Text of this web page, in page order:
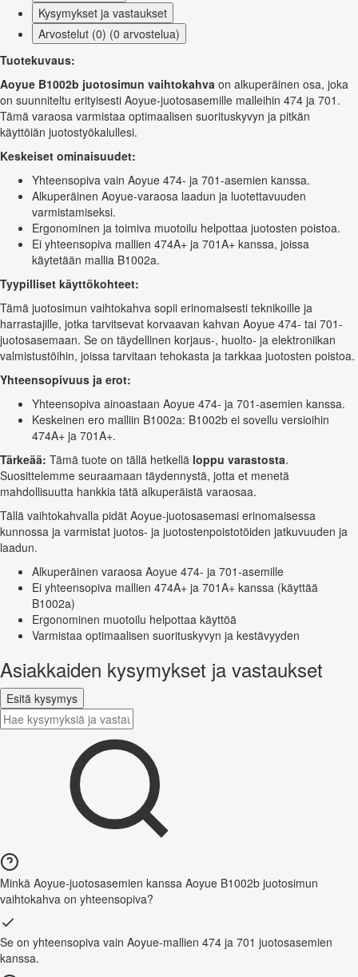
Kysymykset ja vastaukset
Arvostelut (0) (0 arvostelua)
Tuotekuvaus:
Aoyue B1002b juotosimun vaihtokahva on alkuperäinen osa, joka
on suunniteltu erityisesti Aoyue-juotosasemille malleihin 474 ja 701.
Tämä varaosa varmistaa optimaalisen suorituskyvyn ja pitkän
käyttöiän juotostyökalullesi.
Keskeiset ominaisuudet:
Yhteensopiva vain Aoyue 474- ja 701-asemien kanssa.
Alkuperäinen Aoyue-varaosa laadun ja luotettavuuden
varmistamiseksi.
Ergonominen ja toimiva muotoilu helpottaa juotosten poistoa.
Ei yhteensopiva mallien 474A+ ja 701A+ kanssa, joissa
käytetään mallia B1002a.
Tyypilliset käyttökohteet:
Tämä juotosimun vaihtokahva sopii erinomaisesti teknikoille ja
harrastajille, jotka tarvitsevat korvaavan kahvan Aoyue 474- tai 701-
juotosasemaan. Se on täydellinen korjaus-, huolto- ja elektroniikan
valmistustöihin, joissa tarvitaan tehokasta ja tarkkaa juotosten poistoa.
Yhteensopivuus ja erot:
Yhteensopiva ainoastaan Aoyue 474- ja 701-asemien kanssa.
Keskeinen ero malliin B1002a: B1002b ei sovellu versioihin
474A+ ja 701A+.
Tärkeää: Tämä tuote on tällä hetkellä loppu varastosta.
Suosittelemme seuraamaan täydennystä, jotta et menetä
mahdollisuutta hankkia tätä alkuperäistä varaosaa.
Tällä vaihtokahvalla pidät Aoyue-juotosasemasi erinomaisessa
kunnossa ja varmistat juotos- ja juotostenpoistotöiden jatkuvuuden ja
laadun.
Alkuperäinen varaosa Aoyue 474- ja 701-asemille
Ei yhteensopiva mallien 474A+ ja 701A+ kanssa (käyttää
B1002a)
Ergonominen muotoilu helpottaa käyttöä
Varmistaa optimaalisen suorituskyvyn ja kestävyyden
Asiakkaiden kysymykset ja vastaukset
Esitä kysymys
Minkä Aoyue-juotosasemien kanssa Aoyue B1002b juotosimun
vaihtokahva on yhteensopiva?
Se on yhteensopiva vain Aoyue-mallien 474 ja 701 juotosasemien
kanssa.